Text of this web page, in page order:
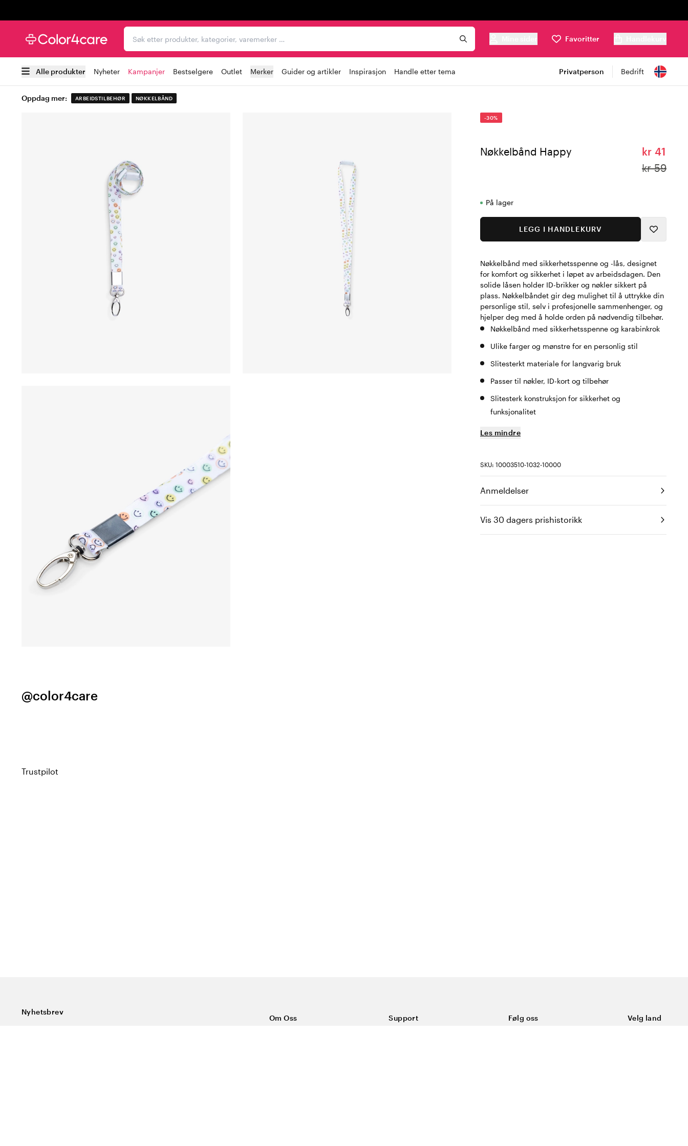
Søk etter produkter, kategorier, varemerker …
Favoritter
Alle produkter Nyheter Kampanjer Bestselgere Outlet Merker Guider og artikler Inspirasjon Handle etter tema Privatperson Bedrift
Oppdag mer: ARBEIDSTILBEHØR NØKKELBÅND
-30%
Nøkkelbånd Happy
kr 41
kr 59
På lager
LEGG I HANDLEKURV
Nøkkelbånd med sikkerhetsspenne og -lås, designet
for komfort og sikkerhet i løpet av arbeidsdagen. Den
solide låsen holder ID-brikker og nøkler sikkert på
plass. Nøkkelbåndet gir deg mulighet til å uttrykke din
personlige stil, selv i profesjonelle sammenhenger, og
hjelper deg med å holde orden på nødvendig tilbehør.
Nøkkelbånd med sikkerhetsspenne og karabinkrok
Ulike farger og mønstre for en personlig stil
Slitesterkt materiale for langvarig bruk
Passer til nøkler, ID-kort og tilbehør
Slitesterk konstruksjon for sikkerhet og
funksjonalitet
Les mindre
SKU: 10003510-1032-10000
Anmeldelser
Vis 30 dagers prishistorikk
@color4care
Trustpilot
Nyhetsbrev
Om Oss Support Følg oss Velg land